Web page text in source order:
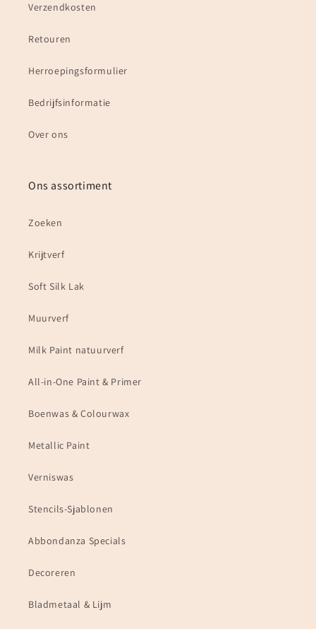
Verzendkosten
Retouren
Herroepingsformulier
Bedrijfsinformatie
Over ons
Ons assortiment
Zoeken
Krijtverf
Soft Silk Lak
Muurverf
Milk Paint natuurverf
All-in-One Paint & Primer
Boenwas & Colourwax
Metallic Paint
Verniswas
Stencils-Sjablonen
Abbondanza Specials
Decoreren
Bladmetaal & Lijm